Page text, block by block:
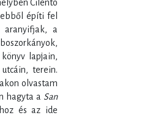
Cilento
építi fel
aranyifjak, a
lapjain,
terein.
olvastam
hagyta a San
és az ide